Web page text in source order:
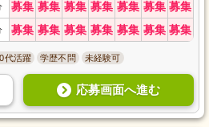
募集 募集 募集 募集 募集 募集 募集
募集 募集 募集 募集 募集 募集 募集
代活躍 学歴不問 未経験可
応募画面へ進む